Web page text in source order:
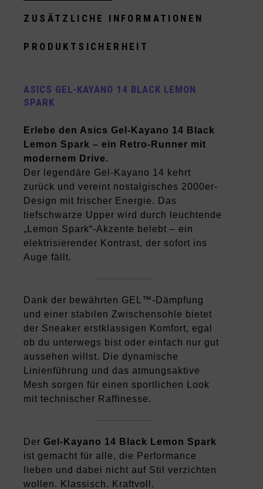
ZUSÄTZLICHE INFORMATIONEN
PRODUKTSICHERHEIT
ASICS GEL-KAYANO 14 BLACK LEMON
SPARK
Erlebe den Asics Gel-Kayano 14 Black
Lemon Spark – ein Retro-Runner mit
modernem Drive.
Der legendäre Gel-Kayano 14 kehrt
zurück und vereint nostalgisches 2000er-
Design mit frischer Energie. Das
tiefschwarze Upper wird durch leuchtende
„Lemon Spark“-Akzente belebt – ein
elektrisierender Kontrast, der sofort ins
Auge fällt.
Dank der bewährten GEL™-Dämpfung
und einer stabilen Zwischensohle bietet
der Sneaker erstklassigen Komfort, egal
ob du unterwegs bist oder einfach nur gut
aussehen willst. Die dynamische
Linienführung und das atmungsaktive
Mesh sorgen für einen sportlichen Look
mit technischer Raffinesse.
DerGel-Kayano 14 Black Lemon Spark
ist gemacht für alle, die Performance
lieben und dabei nicht auf Stil verzichten
wollen. Klassisch. Kraftvoll.